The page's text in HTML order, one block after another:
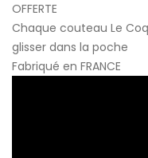
OFFERTE
Chaque couteau Le
glisser dans la poche
Fabriqué en FRANCE